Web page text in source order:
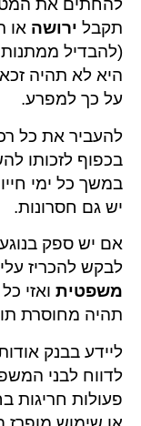
להחתים את
תקבל ירושה או
(להבדיל
היא לא תהיה
על כך למפרע.
להעביר את כל
בכפוף לזכותו
במשך כל ימי
יש גם חסרונות.
אם יש ספק
לבקש להכריז
משפטית ואזי כל
תהיה מחוסרת
ליידע בבנק
לדווח לבני
פעולות חריגות